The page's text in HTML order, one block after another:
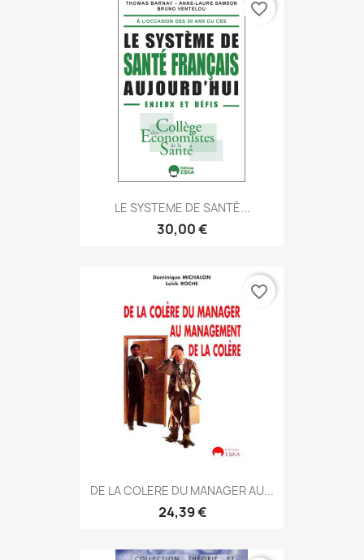
LE SYSTEME DE SANTÉ...
30,00 €
favorite_border
DE LA COLERE DU MANAGER AU...
24,39 €
favorite_border